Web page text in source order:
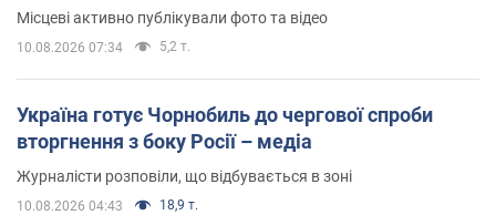
Місцеві активно публікували фото та відео
10.08.2026 07:34 5,2 т.
Україна готує Чорнобиль до чергової спроби
вторгнення з боку Росії – медіа
Журналісти розповіли, що відбувається в зоні
10.08.2026 04:43 18,9 т.